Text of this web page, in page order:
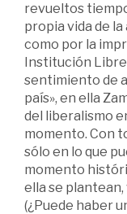
revueltos
propia vida de
como por la
Institución Libre
sentimiento de
país», en ella
del liberalismo
momento. Con
sólo en lo que
momento
ella se
(¿Puede haber